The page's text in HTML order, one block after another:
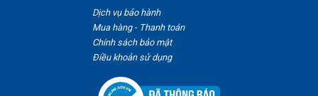
Dịch vụ bảo hành
Mua hàng - Thanh toán
Chính sách bảo mật
Điều khoản sử dụng